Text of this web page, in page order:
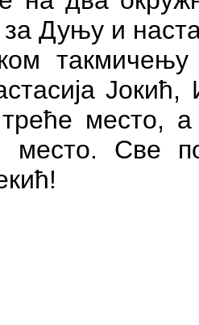
Дуњу и
такмичењу
треће место,
место. Све